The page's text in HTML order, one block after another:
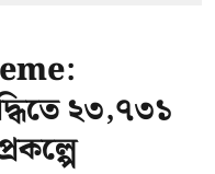
২৩,৭৩১